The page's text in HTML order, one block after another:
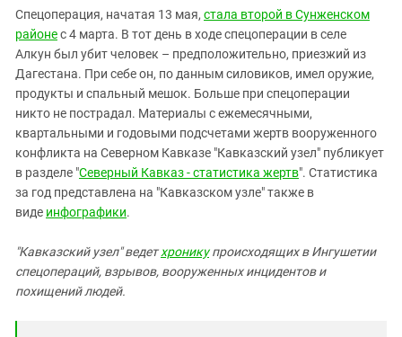
Спецоперация, начатая 13 мая, стала второй в Сунженском
районес 4 марта. В тот день в ходе спецоперации в селе
Алкун был убит человек – предположительно, приезжий из
Дагестана. При себе он, по данным силовиков, имел оружие,
продукты и спальный мешок. Больше при спецоперации
никто не пострадал. Материалы с ежемесячными,
квартальными и годовыми подсчетами жертв вооруженного
конфликта на Северном Кавказе "Кавказский узел" публикует
в разделе "Северный Кавказ - статистика жертв". Статистика
за год представлена на "Кавказском узле" также в
виде инфографики.
"Кавказский узел" ведетхроникупроисходящих в Ингушетии
спецопераций, взрывов, вооруженных инцидентов и
похищений людей.